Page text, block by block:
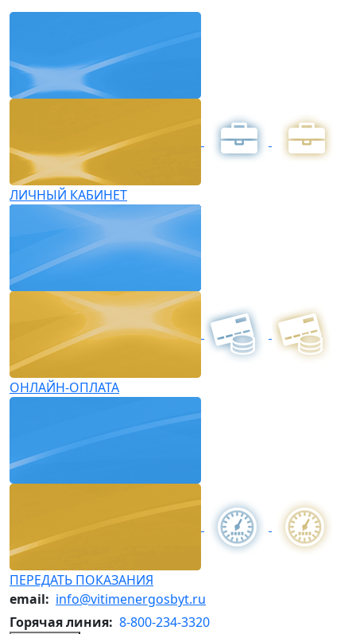
ЛИЧНЫЙ КАБИНЕТ
ОНЛАЙН-ОПЛАТА
ПЕРЕДАТЬ ПОКАЗАНИЯ
email: info@vitimenergosbyt.ru
Горячая линия: 8-800-234-3320